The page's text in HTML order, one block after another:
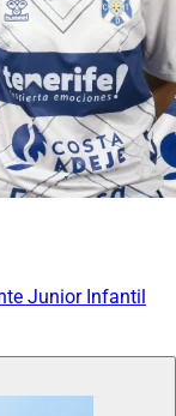
Junior Infantil